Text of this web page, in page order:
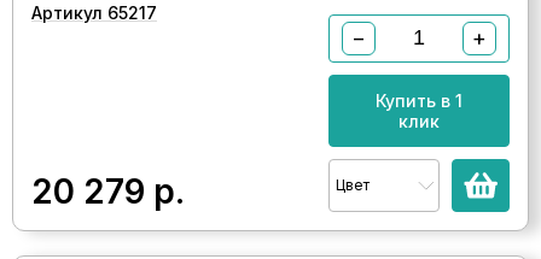
Артикул 65217
20 279 р.
− +
Купить в 1
клик
Цвет